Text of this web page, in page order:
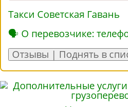
Такси Советская Гавань
🗣 О перевозчике:
Отзывы | Поднять в